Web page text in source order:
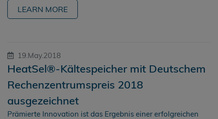
LEARN MORE
19.May.2018
HeatSel®-Kältespeicher mit Deutschem
Rechenzentrumspreis 2018
ausgezeichnet
Prämierte Innovation ist das Ergebnis einer erfolgreichen